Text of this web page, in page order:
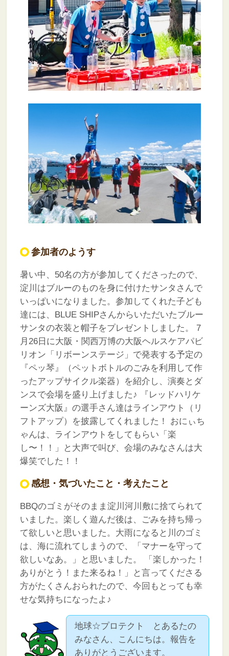
参加者のようす
暑い中、50名の方が参加してくださったので、
淀川はブルーのものを身に付けたサンタさんで
いっぱいになりました。参加してくれた子ども
達には、BLUE SHIPさんからいただいたブルー
サンタの衣装と帽子をプレゼントしました。
7
月26日に大阪・関西万博の大阪ヘルスケアパビ
リオン「リボーンステージ」で発表する予定の
『ペッ琴』（ペットボトルのごみを利用して作
ったアップサイクル楽器）を紹介し、演奏とダ
ンスで会場を盛り上げました♪ 『レッドハリケ
ーンズ大阪』の選手さん達はラインアウト（リ
フトアップ）を披露してくれました！
おにぃち
ゃんは、ラインアウトをしてもらい「楽
し〜！！」と大声で叫び、会場のみなさんは大
爆笑でした！！
感想・気づいたこと・考えたこと
BBQのゴミがそのまま淀川河川敷に捨てられて
いました。楽しく遊んだ後は、ごみを持ち帰っ
て欲しいと思いました。大雨になると川のゴミ
は、海に流れてしまうので、「マナーを守って
欲しいなあ。」と思いました。
「楽しかった！
ありがとう！また来るね！」と言ってくださる
方がたくさんおられたので、今回もとっても幸
せな気持ちになったよ♪
地球☆プロテクト とあるたの
みなさん、こんにちは。報告を
ありがとうございます。